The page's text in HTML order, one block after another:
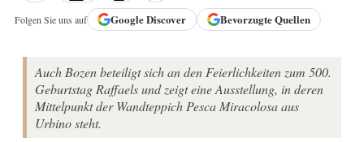
Folgen Sie uns auf GoogleDiscover Bevorzugte Quellen
Auch Bozen beteiligt sich an den Feierlichkeiten zum 500.
Geburtstag Raffaels und zeigt eine Ausstellung, in deren
Mittelpunkt der Wandteppich Pesca Miracolosa aus
Urbino steht.